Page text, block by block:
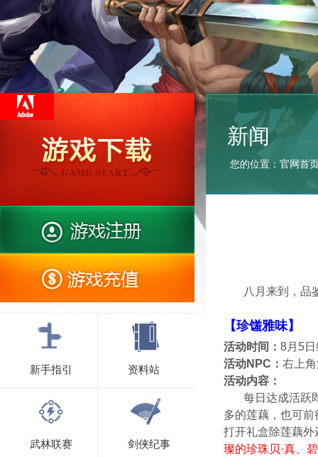
新手指引 资料站
武林联赛 剑侠纪事
新闻
您的位置： 官网首
八月来到，品鉴
【珍馐雅味】
活动时间： 8月5
活动NPC： 右上
活动内容：
每日达成活跃即
多的莲藕，也可前
打开礼盒除莲藕
璨的珍珠贝·真、